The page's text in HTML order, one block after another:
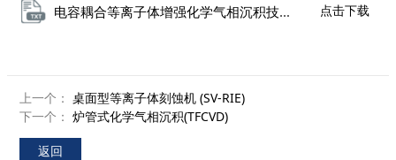
电容耦合等离子体增强化学气相沉积技术参数.txt 点击下载
上一个： 桌面型等离子体刻蚀机 (SV-RIE)
下一个： 炉管式化学气相沉积(TFCVD)
返回